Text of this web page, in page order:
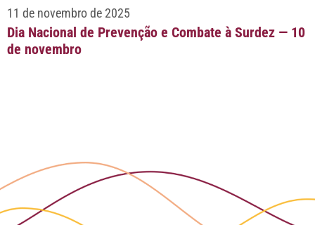
11 de novembro de 2025
Dia Nacional de Prevenção e Combate à Surdez — 10
de novembro